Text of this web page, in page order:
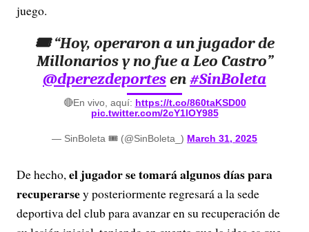
juego.
🎟️ “Hoy, operaron a un jugador de
Millonarios y no fue a Leo Castro”
@dperezdeportesen#SinBoleta
🔴En vivo, aquí: https://t.co/860taKSD00
pic.twitter.com/2cY1lOY985
— SinBoleta 🎟 (@SinBoleta_) March 31, 2025
De hecho,el jugador se tomará algunos días para
recuperarsey posteriormente regresará a la sede
deportiva del club para avanzar en su recuperación de